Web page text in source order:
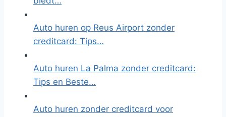
Auto huren op Reus Airport zonder
creditcard: Tips…
Auto huren La Palma zonder creditcard:
Tips en Beste…
Auto huren zonder creditcard voor